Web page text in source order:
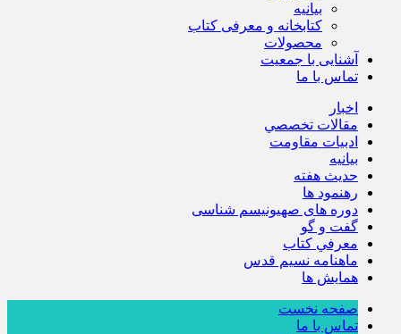
بيانيه
کتابخانه و معرفی کتاب
محصولات
آشنایی با جمعیت
تماس با ما
اخبار
مقالات تخصصي
ادبيات مقاومت
بيانيه
حديث هفته
رهنمود ها
دوره های صهیونیسم شناسی
گفت و گو
معرفي كتاب
ماهنامه نسيم قدس
همايش ها
صفحه نخست
تماس با ما